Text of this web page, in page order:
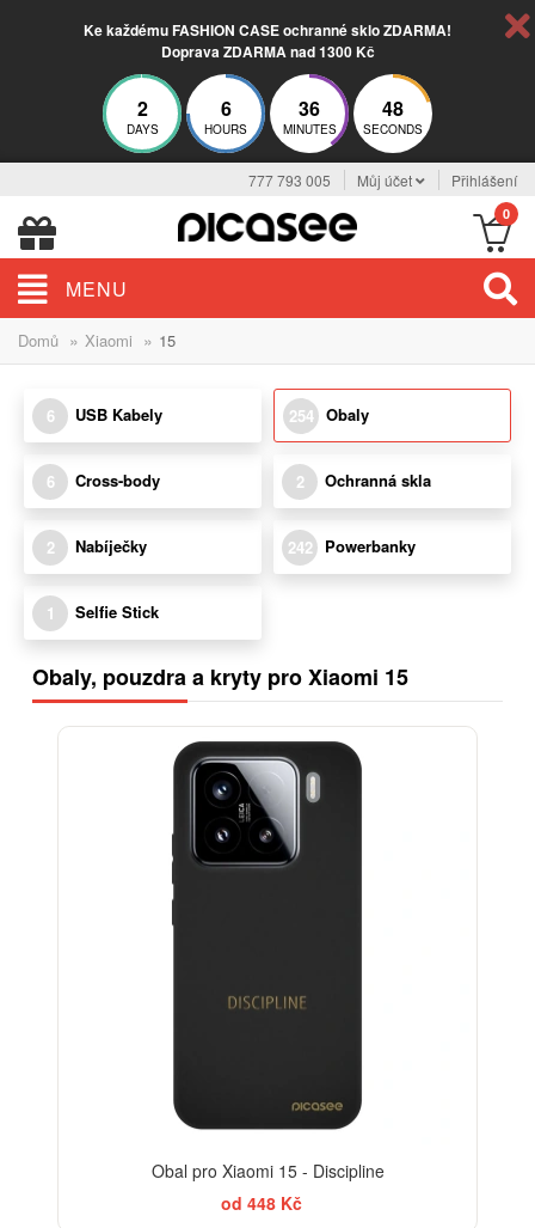
Ke každému FASHION CASE ochranné sklo ZDARMA!
Doprava ZDARMA nad 1300 Kč
2
DAYS
6
HOURS
36
MINUTES
46
SECONDS
777 793 005 Můj účet Přihlášení
0
MENU
Domů » Xiaomi » 15
6 USB Kabely 254 Obaly
6 Cross-body 2 Ochranná skla
2 Nabíječky 242 Powerbanky
1 Selfie Stick
Obaly, pouzdra a kryty pro Xiaomi 15
Obal pro Xiaomi 15 - Discipline
od 448 Kč